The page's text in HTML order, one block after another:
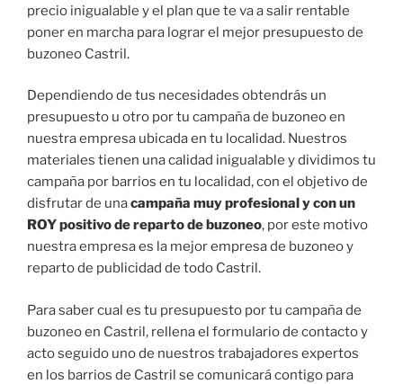
precio inigualable y el plan que te va a salir rentable
poner en marcha para lograr el mejor presupuesto de
buzoneo Castril.
Dependiendo de tus necesidades obtendrás un
presupuesto u otro por tu campaña de buzoneo en
nuestra empresa ubicada en tu localidad. Nuestros
materiales tienen una calidad inigualable y dividimos tu
campaña por barrios en tu localidad, con el objetivo de
disfrutar de unacampaña muy profesional y con un
ROY positivo de reparto de buzoneo, por este motivo
nuestra empresa es la mejor empresa de buzoneo y
reparto de publicidad de todo Castril.
Para saber cual es tu presupuesto por tu campaña de
buzoneo en Castril, rellena el formulario de contacto y
acto seguido uno de nuestros trabajadores expertos
en los barrios de Castril se comunicará contigo para